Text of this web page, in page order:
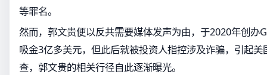
等罪名。
然而，郭文贵便以反共需要媒体发声为由，于2020年创办
吸金3亿多美元，但此后就被投资人指控涉及诈骗，引起
查，郭文贵的相关行径自此逐渐曝光。